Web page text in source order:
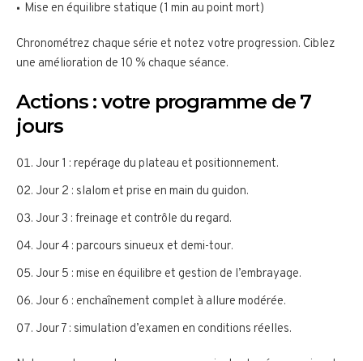
Mise en équilibre statique (1 min au point mort)
Chronométrez chaque série et notez votre progression. Ciblez
une amélioration de 10 % chaque séance.
Actions : votre programme de 7
jours
Jour 1 : repérage du plateau et positionnement.
Jour 2 : slalom et prise en main du guidon.
Jour 3 : freinage et contrôle du regard.
Jour 4 : parcours sinueux et demi-tour.
Jour 5 : mise en équilibre et gestion de l’embrayage.
Jour 6 : enchaînement complet à allure modérée.
Jour 7 : simulation d’examen en conditions réelles.